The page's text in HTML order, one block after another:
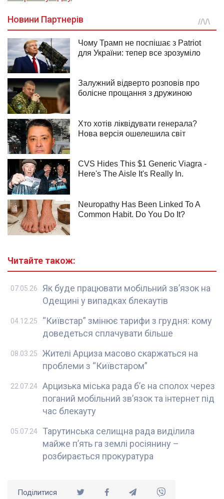
Читайте також:
Як буде працювати мобільний зв’язок на
Одещині у випадках блекаутів
07.05.26
“Київстар” змінює тарифи з грудня: кому
доведеться сплачувати більше
04.12.25
Жителі Арциза масово скаржаться на
проблеми з “Київстаром”
08.03.25
Арцизька міська рада б’є на сполох через
поганий мобільний зв’язок та інтернет під
час блекауту
22.07.24
Тарутинська селищна рада виділила
майже п’ять га землі росіянину –
розбирається прокуратура
05.07.24
Поділитися